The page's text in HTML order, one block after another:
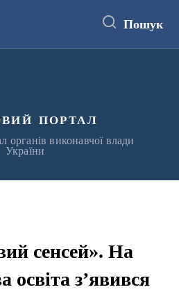
Пошук
портал
органів виконавчої влади
України
сенсей». На
освіта з’явився